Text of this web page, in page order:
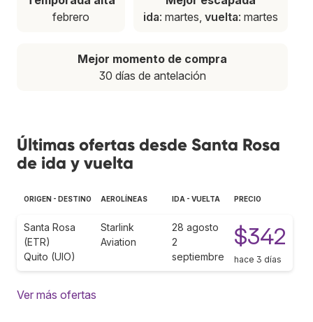
febrero
ida: martes, vuelta: martes
Mejor momento de compra
30 días de antelación
Últimas ofertas desde Santa Rosa
de ida y vuelta
ORIGEN - DESTINO AEROLÍNEAS IDA - VUELTA PRECIO
Santa Rosa
(ETR)
Quito (UIO)
Starlink
Aviation
28 agosto
2
septiembre
$342
hace 3 días
Ver más ofertas